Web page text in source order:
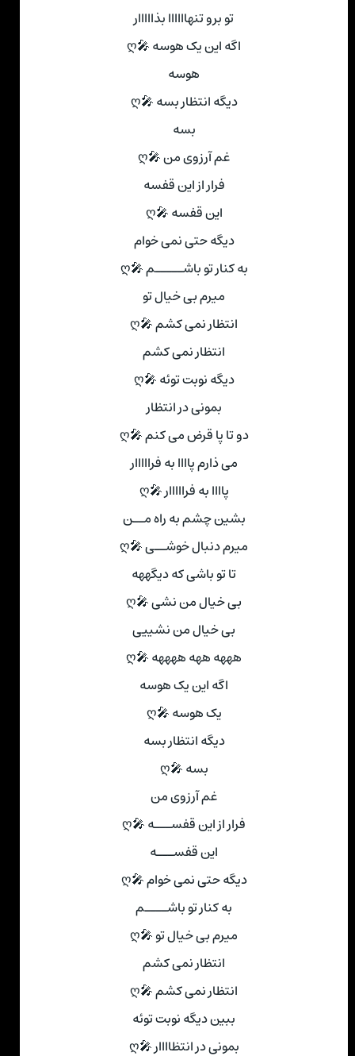
تو برو تنهاااااا بذااااار
اگه این یک هوسه 🎤ღ
هوسه
دیگه انتظار بسه 🎤ღ
بسه
غم آرزوی من 🎤ღ
فرار از این قفسه
این قفسه 🎤ღ
دیگه حتی نمی خوام
به کنار تو باشـــــم 🎤ღ
میرم بی خیال تو
انتظار نمی کشم 🎤ღ
انتظار نمی کشم
دیگه نوبت توئه 🎤ღ
بمونی در انتظار
دو تا پا قرض می کنم 🎤ღ
می ذارم پاااا به فرااااار
پاااا به فرااااار 🎤ღ
بشین چشم به راه مــن
میرم دنبال خوشــی 🎤ღ
تا تو باشی که دیگههه
بی خیال من نشی 🎤ღ
بی خیال من نشییی
هههه ههه ههههه 🎤ღ
اگه این یک هوسه
یک هوسه 🎤ღ
دیگه انتظار بسه
بسه 🎤ღ
غم آرزوی من
فرار از این قفســـه 🎤ღ
این قفســـه
دیگه حتی نمی خوام 🎤ღ
به کنار تو باشــــم
میرم بی خیال تو 🎤ღ
انتظار نمی کشم
انتظار نمی کشم 🎤ღ
ببین دیگه نوبت توئه
بمونی در انتظاااار 🎤ღ